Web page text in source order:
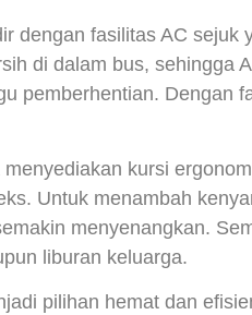
dengan fasilitas AC
di dalam bus, sehingga
pemberhentian. Dengan
kursi
Untuk menambah
menyenangkan.
liburan keluarga.
pilihan hemat dan